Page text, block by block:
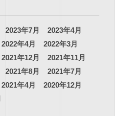
2023年7月
2023年4月
2022年4月
2022年3月
2021年12月
2021年11月
2021年8月
2021年7月
2021年4月
2020年12月